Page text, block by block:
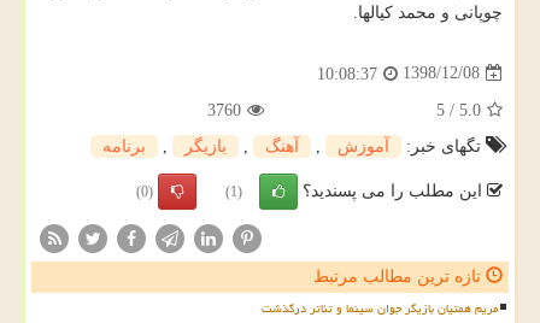
چوپانی و محمد كیالها.
1398/12/08
10:08:37
5.0
/
5
3760
تگهای خبر:
آموزش , آهنگ , بازیگر , برنامه
این مطلب را می پسندید؟ (1)
(0)
تازه ترین مطالب مرتبط
مریم همتیان بازیگر جوان سینما و تئاتر درگذشت